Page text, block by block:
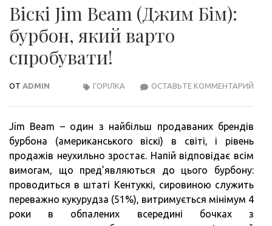
Віскі Jim Beam (Джим Бім):
бурбон, який варто
спробувати!
ОТ ADMIN ОСТАВЬТЕ КОММЕНТАРИЙ
ГОРІЛКА
Jim Beam – один з найбільш продаваних брендів
бурбона (американського віскі) в світі, і рівень
продажів неухильно зростає. Напій відповідає всім
вимогам, що пред’являються до цього бурбону:
проводиться в штаті Кентуккі, сировиною служить
переважно кукурудза (51%), витримується мінімум 4
роки в обпалених всередині бочках з